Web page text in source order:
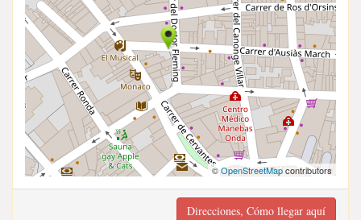
©OpenStreetMapcontributors
Direcciones, Cómo llegar aquí